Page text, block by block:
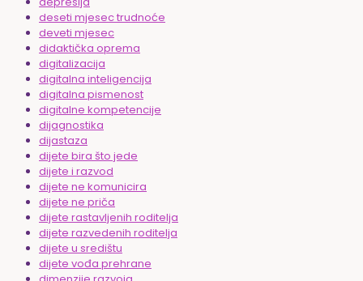
deseti mjesec trudnoće
deveti mjesec
didaktička oprema
digitalizacija
digitalna inteligencija
digitalna pismenost
digitalne kompetencije
dijagnostika
dijastaza
dijete bira što jede
dijete i razvod
dijete ne komunicira
dijete ne priča
dijete rastavljenih roditelja
dijete razvedenih roditelja
dijete u središtu
dijete vođa prehrane